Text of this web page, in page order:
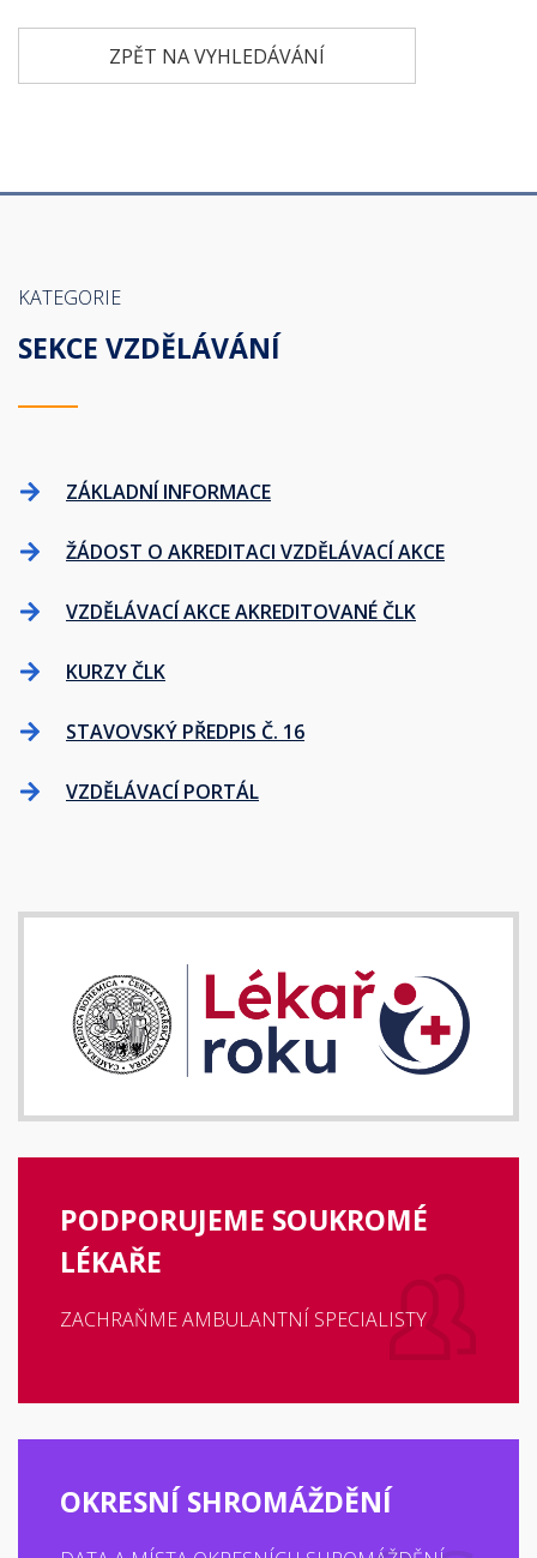
ZPĚT NA VYHLEDÁVÁNÍ
KATEGORIE
SEKCE VZDĚLÁVÁNÍ
ZÁKLADNÍ INFORMACE
ŽÁDOST O AKREDITACI VZDĚLÁVACÍ AKCE
VZDĚLÁVACÍ AKCE AKREDITOVANÉ ČLK
KURZY ČLK
STAVOVSKÝ PŘEDPIS Č. 16
VZDĚLÁVACÍ PORTÁL
PODPORUJEME SOUKROMÉ
LÉKAŘE
ZACHRAŇME AMBULANTNÍ SPECIALISTY
OKRESNÍ SHROMÁŽDĚNÍ